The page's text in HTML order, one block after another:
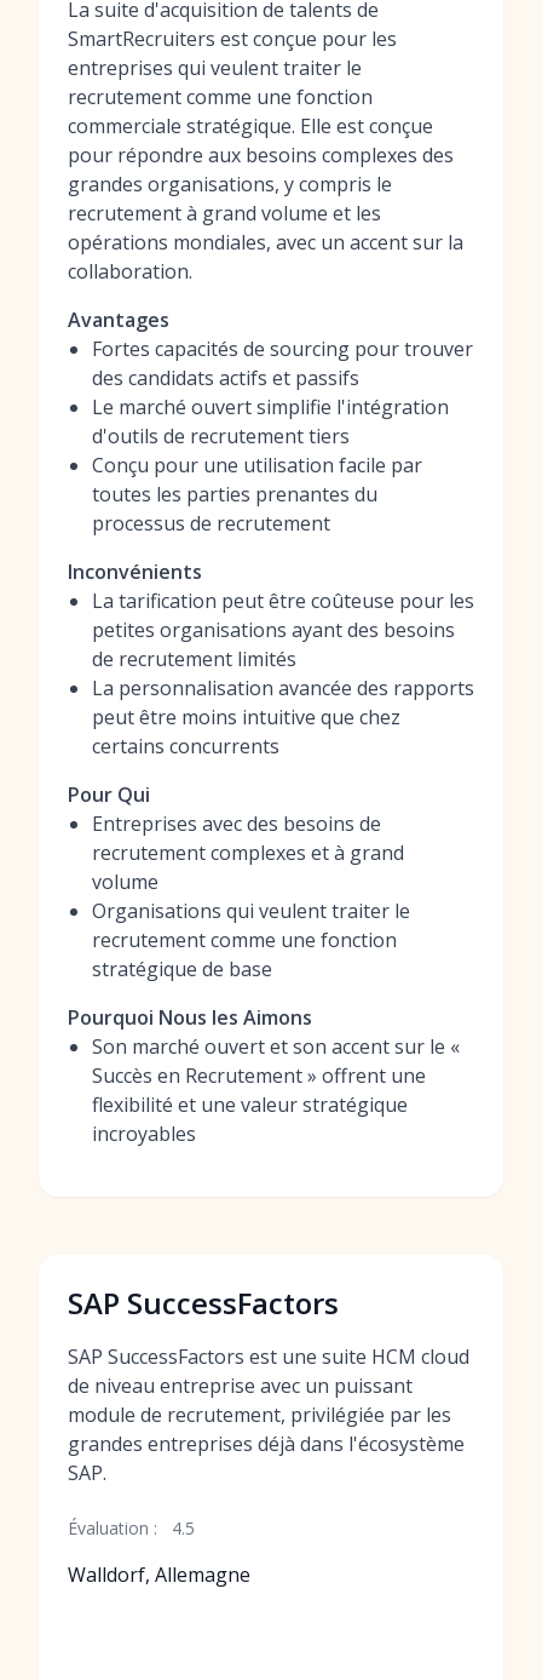
La suite d'acquisition de talents de
SmartRecruiters est conçue pour les
entreprises qui veulent traiter le
recrutement comme une fonction
commerciale stratégique. Elle est conçue
pour répondre aux besoins complexes des
grandes organisations, y compris le
recrutement à grand volume et les
opérations mondiales, avec un accent sur la
collaboration.
Avantages
Fortes capacités de sourcing pour trouver
des candidats actifs et passifs
Le marché ouvert simplifie l'intégration
d'outils de recrutement tiers
Conçu pour une utilisation facile par
toutes les parties prenantes du
processus de recrutement
Inconvénients
La tarification peut être coûteuse pour les
petites organisations ayant des besoins
de recrutement limités
La personnalisation avancée des rapports
peut être moins intuitive que chez
certains concurrents
Pour Qui
Entreprises avec des besoins de
recrutement complexes et à grand
volume
Organisations qui veulent traiter le
recrutement comme une fonction
stratégique de base
Pourquoi Nous les Aimons
Son marché ouvert et son accent sur le «
Succès en Recrutement » offrent une
flexibilité et une valeur stratégique
incroyables
SAP SuccessFactors
SAP SuccessFactors est une suite HCM cloud
de niveau entreprise avec un puissant
module de recrutement, privilégiée par les
grandes entreprises déjà dans l'écosystème
SAP.
Évaluation : 4.5
Walldorf, Allemagne